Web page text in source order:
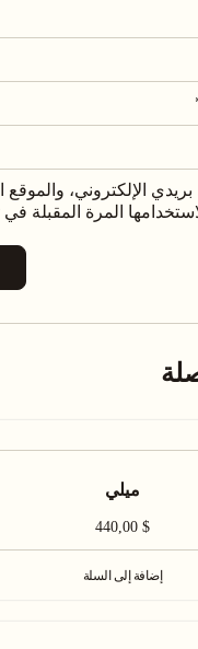
الإلكتروني، والموقع
المرة المقبلة في
ميلي
440,00 $
إضافة إلى السلة